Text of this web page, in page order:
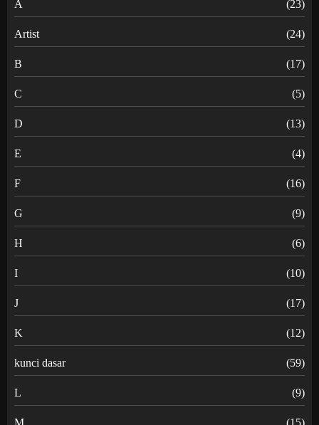
A (23)
Artist (24)
B (17)
C (5)
D (13)
E (4)
F (16)
G (9)
H (6)
I (10)
J (17)
K (12)
kunci dasar (59)
L (9)
M (15)